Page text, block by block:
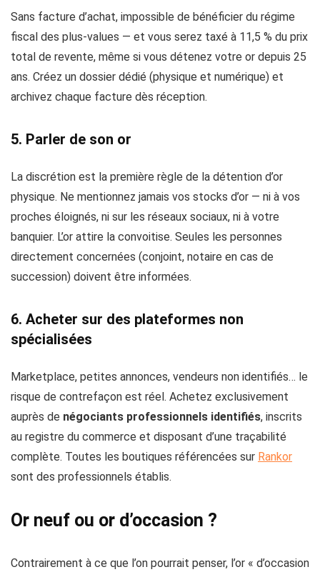
Sans facture d’achat, impossible de bénéficier du régime
fiscal des plus-values — et vous serez taxé à 11,5 % du prix
total de revente, même si vous détenez votre or depuis 25
ans. Créez un dossier dédié (physique et numérique) et
archivez chaque facture dès réception.
5. Parler de son or
La discrétion est la première règle de la détention d’or
physique. Ne mentionnez jamais vos stocks d’or — ni à vos
proches éloignés, ni sur les réseaux sociaux, ni à votre
banquier. L’or attire la convoitise. Seules les personnes
directement concernées (conjoint, notaire en cas de
succession) doivent être informées.
6. Acheter sur des plateformes non
spécialisées
Marketplace, petites annonces, vendeurs non identifiés… le
risque de contrefaçon est réel. Achetez exclusivement
auprès de négociants professionnels identifiés, inscrits
au registre du commerce et disposant d’une traçabilité
complète. Toutes les boutiques référencées sur Rankor
sont des professionnels établis.
Or neuf ou or d’occasion ?
Contrairement à ce que l’on pourrait penser, l’or « d’occasion